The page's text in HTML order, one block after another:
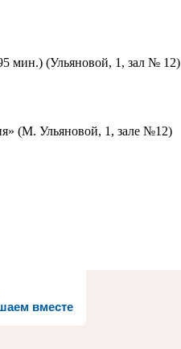
мин.) (Ульяновой, 1, зал № 12)
(М. Ульяновой, 1, зале №12)
вместе